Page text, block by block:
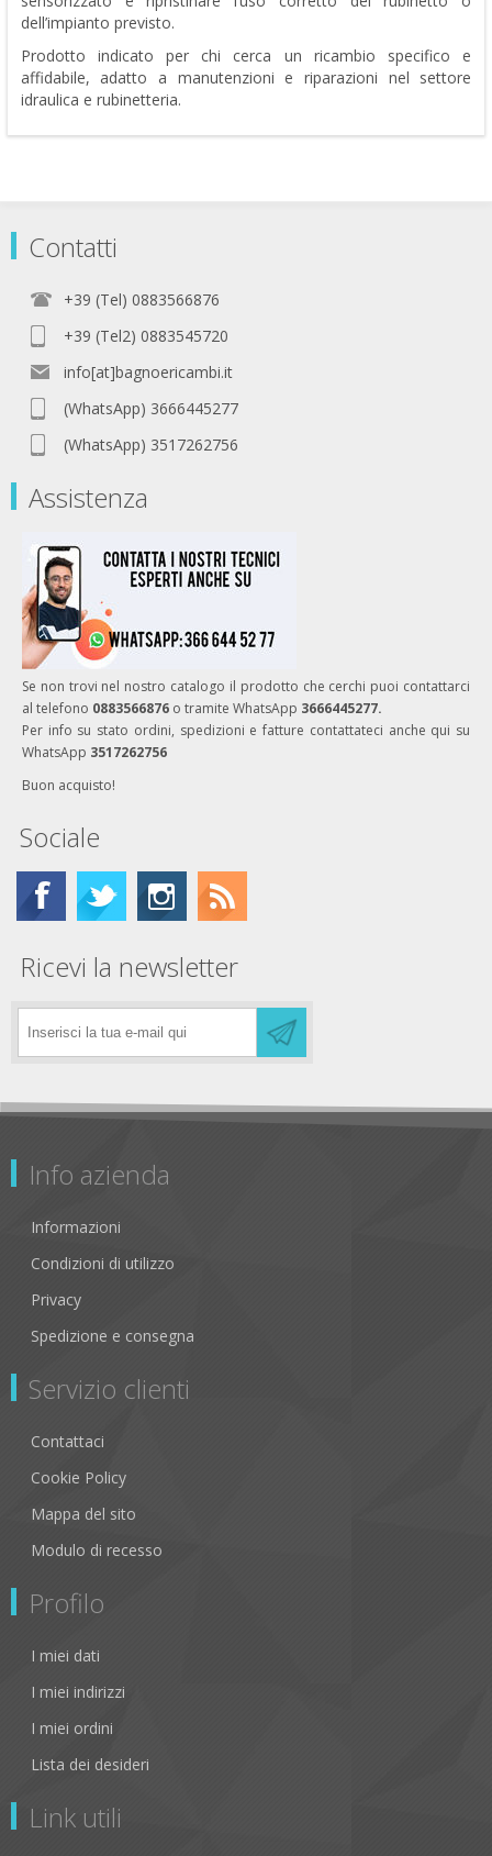
dell’impianto previsto.
Prodotto indicato per chi cerca un ricambio specifico e
affidabile, adatto a manutenzioni e riparazioni nel settore
idraulica e rubinetteria.
Contatti
+39 (Tel) 0883566876
+39 (Tel2) 0883545720
info[at]bagnoericambi.it
(WhatsApp) 3666445277
(WhatsApp) 3517262756
Assistenza
Se non trovi nel nostro catalogo il prodotto che cerchi puoi contattarci
al telefono 0883566876 o tramite WhatsApp 3666445277.
Per info su stato ordini, spedizioni e fatture contattateci anche qui su
WhatsApp 3517262756
Buon acquisto!
Sociale
Ricevi la newsletter
Info azienda
Informazioni
Condizioni di utilizzo
Privacy
Spedizione e consegna
Servizio clienti
Contattaci
Cookie Policy
Mappa del sito
Modulo di recesso
Profilo
I miei dati
I miei indirizzi
I miei ordini
Lista dei desideri
Link utili